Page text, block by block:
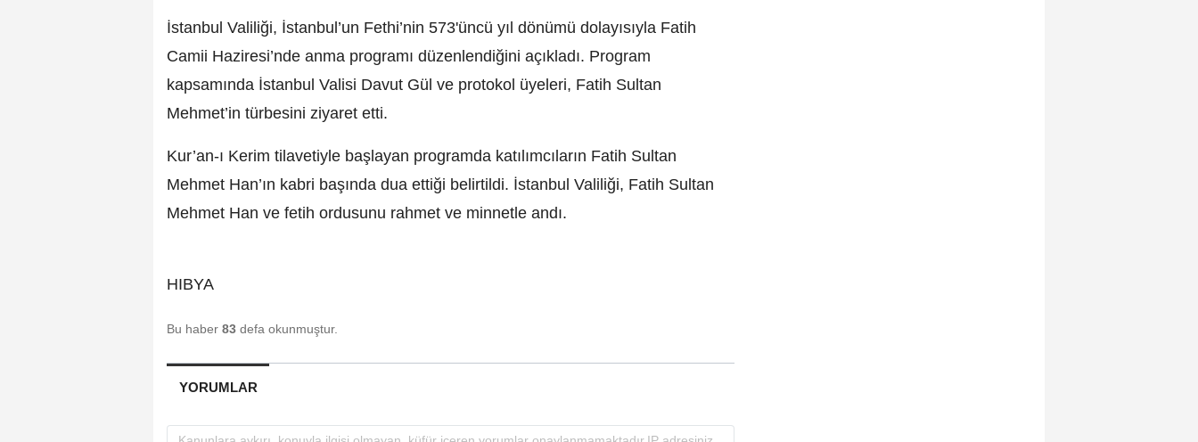
İstanbul Valiliği, İstanbul’un Fethi’nin 573'üncü yıl dönümü dolayısıyla Fatih
Camii Haziresi’nde anma programı düzenlendiğini açıkladı. Program
kapsamında İstanbul Valisi Davut Gül ve protokol üyeleri, Fatih Sultan
Mehmet’in türbesini ziyaret etti.
Kur’an-ı Kerim tilavetiyle başlayan programda katılımcıların Fatih Sultan
Mehmet Han’ın kabri başında dua ettiği belirtildi. İstanbul Valiliği, Fatih Sultan
Mehmet Han ve fetih ordusunu rahmet ve minnetle andı.
HIBYA
Bu haber 83 defa okunmuştur.
YORUMLAR